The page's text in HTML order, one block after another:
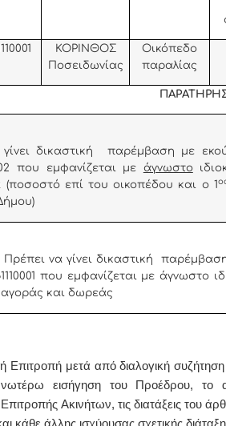
ΚΟΡΙΝΘΟΣ
Ποσειδωνίας
Οικόπεδο
παραλίας
δικαστική παρέμβαση με
που εμφανίζεται με άγνωστο
(ποσοστό επί του οικοπέδου και ο 1
Πρέπει να γίνει δικαστική
που εμφανίζεται με άγνωστο
και δωρεάς
Επιτροπή μετά από διαλογική συζήτηση
εισήγηση του Προέδρου, το
Ακινήτων, τις διατάξεις του